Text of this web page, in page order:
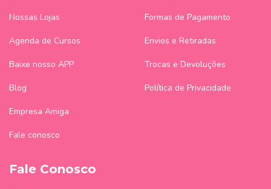
Nossas Lojas
Agenda de Cursos
Baixe nosso APP
Blog
Empresa Amiga
Fale conosco
Formas de Pagamento
Envios e Retiradas
Trocas e Devoluções
Política de Privacidade
Fale Conosco